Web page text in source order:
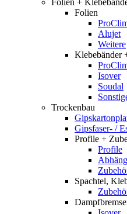
Folien +
Folien
Alujet
Weitere
Klebebänder
Isover
Soudal
Trockenbau
Gipsfaser- /
Profile +
Profile
Spachtel,